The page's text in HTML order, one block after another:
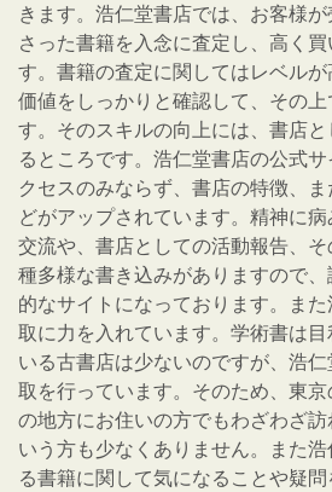
きます。浩仁堂書店では、お客様
さった書籍を入念に査定し、高く
す。書籍の査定に関してはレベル
価値をしっかりと確認して、その
す。そのスキルの向上には、書店
るところです。浩仁堂書店の公式
クセスのみならず、書店の特徴、
どがアップされています。精神に
交流や、書店としての活動報告、
種多様な書き込みがありますので
的なサイトになっております。ま
取に力を入れています。学術書は
いる古書店は少ないのですが、浩
取を行っています。そのため、東
の地方にお住いの方でもわざわざ
いう方も少なくありません。また
る書籍に関して気になることや疑